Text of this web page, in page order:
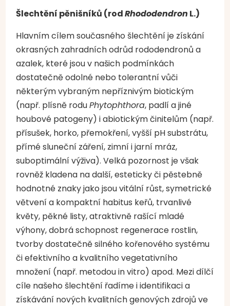
Šlechtění pěnišníků (rodRhododendron L.)
Hlavním cílem současného šlechtění je získání
okrasných zahradních odrůd rododendronů a
azalek, které jsou v našich podmínkách
dostatečně odolné nebo tolerantní vůči
některým vybraným nepříznivým biotickým
(např. plísně roduPhytophthora, padlí a jiné
houbové patogeny) i abiotickým činitelům (např.
přísušek, horko, přemokření, vyšší pH substrátu,
přímé sluneční záření, zimní i jarní mráz,
suboptimální výživa). Velká pozornost je však
rovněž kladena na další, esteticky či pěstebně
hodnotné znaky jako jsou vitální růst, symetrické
větvení a kompaktní habitus keřů, trvanlivé
květy, pěkné listy, atraktivně rašící mladé
výhony, dobrá schopnost regenerace rostlin,
tvorby dostatečně silného kořenového systému
či efektivního a kvalitního vegetativního
množení (např. metodou in vitro) apod. Mezi dílčí
cíle našeho šlechtění řadíme i identifikaci a
získávání nových kvalitních genových zdrojů ve